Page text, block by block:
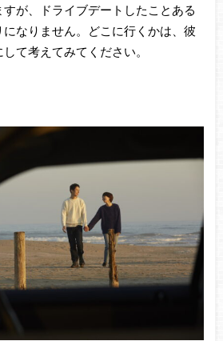
が、ドライブデートしたことある
なりません。どこに行くかは、彼
て考えてみてください。